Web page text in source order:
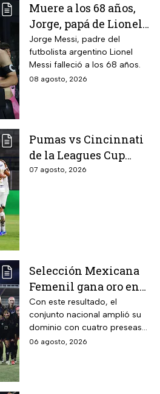
Muere a los 68 años,
Jorge, papá de Lionel
Messi
Jorge Messi, padre del
futbolista argentino Lionel
Messi falleció a los 68 años.
08 agosto, 2026
Pumas vs Cincinnati
de la Leagues Cup
2026 es pospuesto
07 agosto, 2026
Selección Mexicana
Femenil gana oro en
Juegos
Centroamericanos; el
camino de México a la
gloria
Con este resultado, el
conjunto nacional amplió su
dominio con cuatro preseas
doradas de forma
06 agosto, 2026